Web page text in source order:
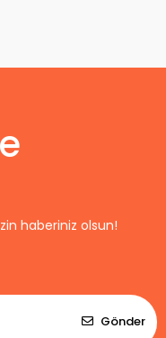
haberiniz olsun!
Gönder